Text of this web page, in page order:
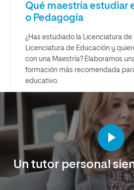
Qué maestría estudiar
o Pedagogía
¿Has estudiado la Licenciatura de
Licenciatura de Educación y
con una Maestría? Elaboramos
formación más recomendada
educativo.
Un tutor personal